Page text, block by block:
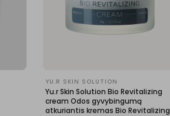
YU.R SKIN SOLUTION
Yu.r Skin Solution Bio Revitalizing
cream Odos gyvybingumą
atkuriantis kremas Bio Revitalizing